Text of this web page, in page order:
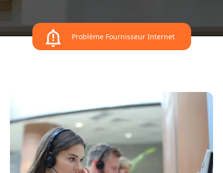
Problème Fournisseur Internet